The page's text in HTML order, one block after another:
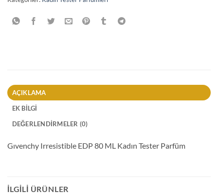
AÇIKLAMA
EK BILGI
DEĞERLENDIRMELER (0)
Gıvenchy Irresistible EDP 80 ML Kadın Tester Parfüm
İLGILI ÜRÜNLER